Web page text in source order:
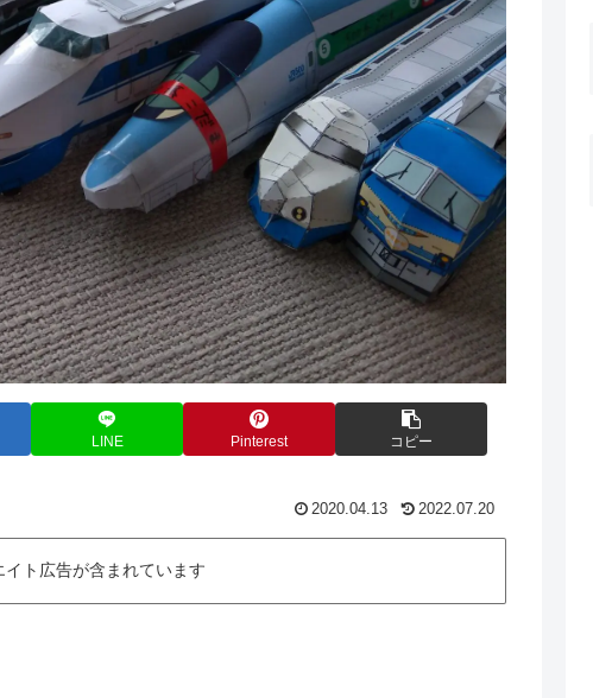
LINE Pinterest コピー
2020.04.13 2022.07.20
ト広告が含まれています